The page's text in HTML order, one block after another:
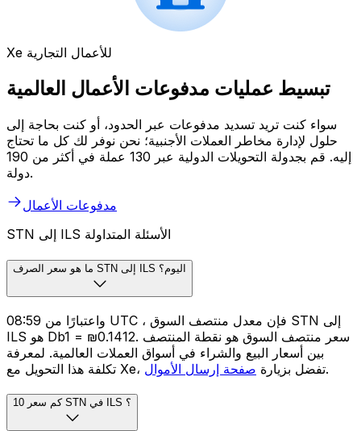
Xe للأعمال التجارية
تبسيط عمليات مدفوعات الأعمال العالمية
سواء كنت تريد تسديد مدفوعات عبر الحدود، أو كنت بحاجة إلى
حلول لإدارة مخاطر العملات الأجنبية؛ نحن نوفر لك كل ما تحتاج
إليه. قم بجدولة التحويلات الدولية عبر 130 عملة في أكثر من 190
دولة.
مدفوعات الأعمال
STN إلى ILS الأسئلة المتداولة
ما هو سعر الصرف STN إلى ILS اليوم؟
واعتبارًا من 08:59 UTC ، فإن معدل منتصف السوق STN إلى
ILS هو Db1 = ₪0.1412. سعر منتصف السوق هو نقطة المنتصف
بين أسعار البيع والشراء في أسواق العملات العالمية. لمعرفة
تكلفة هذا التحويل مع Xe، تفضل بزيارة صفحة إرسال الأموال .
كم سعر 10 STN في ILS ؟